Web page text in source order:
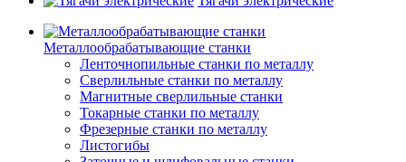
Металлообрабатывающие станки
Ленточнопильные станки по металлу
Сверлильные станки по металлу
Магнитные сверлильные станки
Токарные станки по металлу
Фрезерные станки по металлу
Листогибы